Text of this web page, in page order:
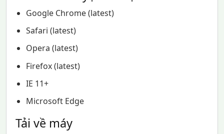
Google Chrome (latest)
Safari (latest)
Opera (latest)
Firefox (latest)
IE 11+
Microsoft Edge
Tải về máy